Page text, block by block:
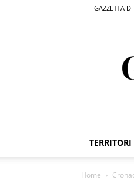
GAZZETTA
TERRITORI
Home